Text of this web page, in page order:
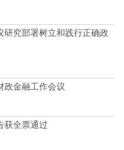
研究部署树立和践行正确政
政金融工作会议
获全票通过